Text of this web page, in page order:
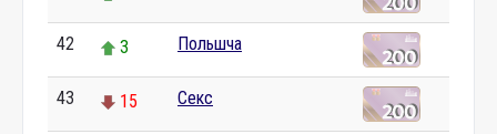
42 3 Польшча
43 15 Секс